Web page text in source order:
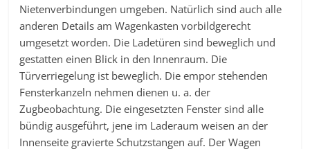
Nietenverbindungen umgeben. Natürlich sind auch alle
anderen Details am Wagenkasten vorbildgerecht
umgesetzt worden. Die Ladetüren sind beweglich und
gestatten einen Blick in den Innenraum. Die
Türverriegelung ist beweglich. Die empor stehenden
Fensterkanzeln nehmen dienen u. a. der
Zugbeobachtung. Die eingesetzten Fenster sind alle
bündig ausgeführt, jene im Laderaum weisen an der
Innenseite gravierte Schutzstangen auf. Der Wagen